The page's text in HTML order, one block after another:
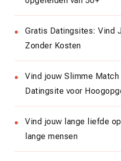
Gratis Datingsites: Vind
Zonder Kosten
Vind jouw Slimme
Datingsite voor
Vind jouw lange liefde
lange mensen